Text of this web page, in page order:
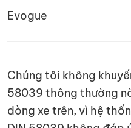
Evogue
Chúng tôi không
58039 thông thường
dòng xe trên, vì hệ